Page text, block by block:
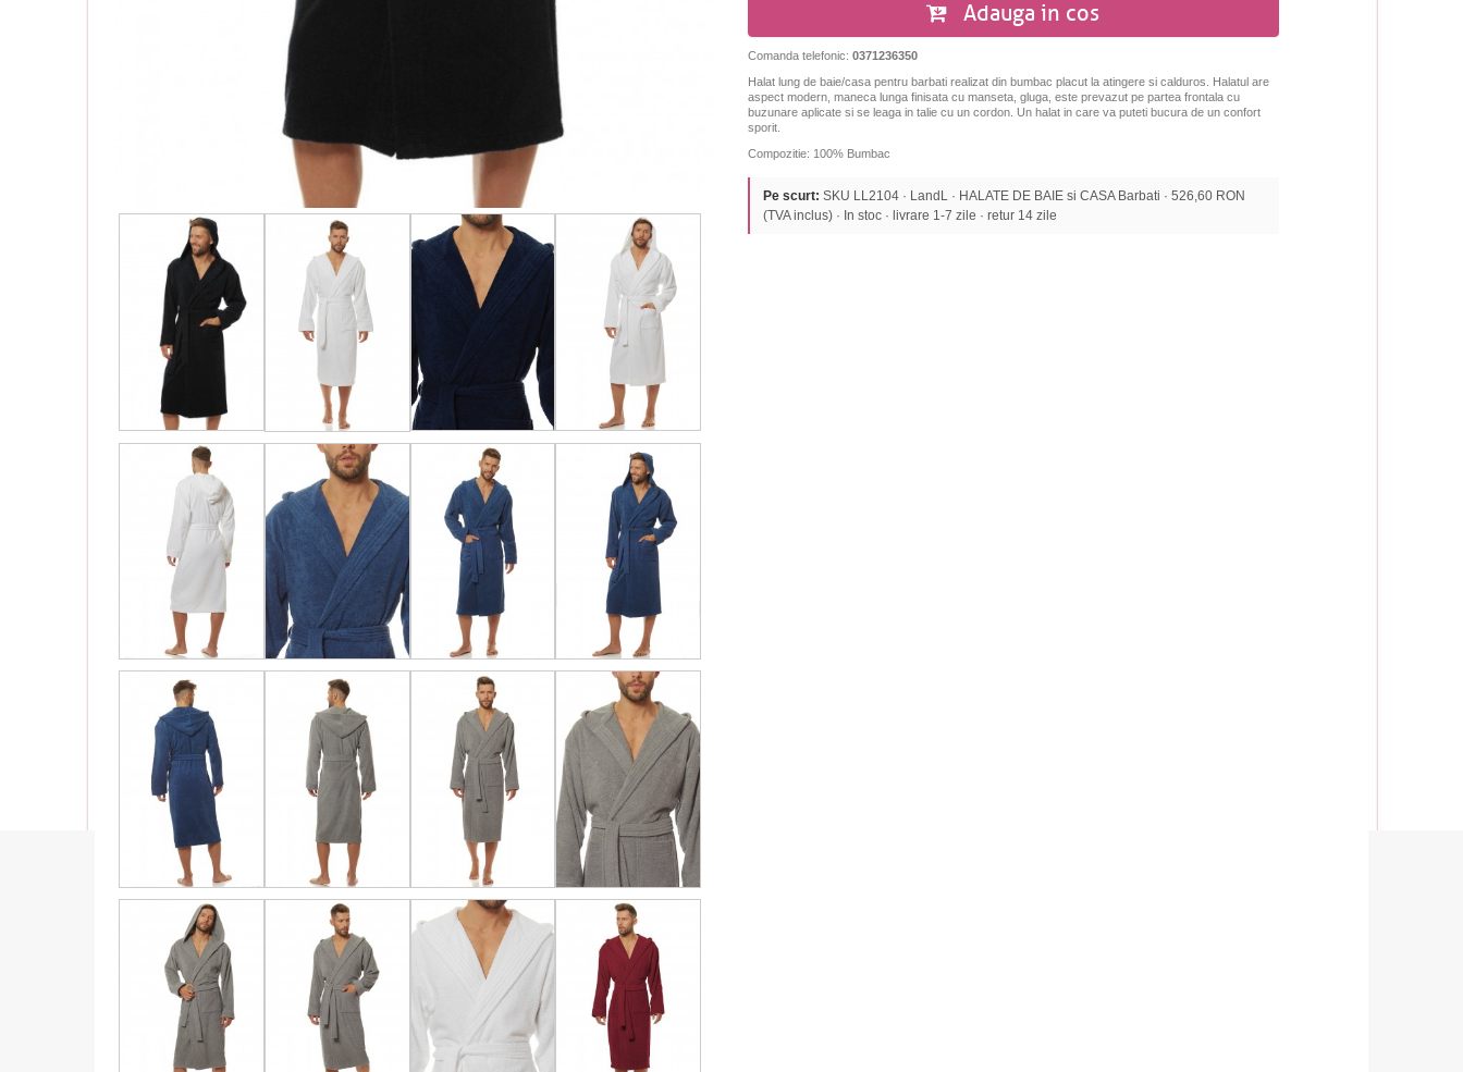
Adauga in cos
Comanda telefonic: 0371236350
Halat lung de baie/casa pentru barbati realizat din bumbac placut la atingere si calduros. Halatul are
aspect modern, maneca lunga finisata cu manseta, gluga, este prevazut pe partea frontala cu
buzunare aplicate si se leaga in talie cu un cordon. Un halat in care va puteti bucura de un confort
sporit.
Compozitie: 100% Bumbac
Pe scurt: SKU LL2104 · LandL · HALATE DE BAIE si CASA Barbati · 526,60 RON
(TVA inclus) · In stoc · livrare 1-7 zile · retur 14 zile